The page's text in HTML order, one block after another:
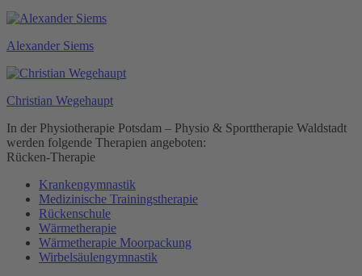
Alexander Siems
Christian Wegehaupt
In der Physiotherapie Potsdam – Physio & Sporttherapie Waldstadt
werden folgende Therapien angeboten:
Rücken-Therapie
Krankengymnastik
Medizinische Trainingstherapie
Rückenschule
Wärmetherapie
Wärmetherapie Moorpackung
Wirbelsäulengymnastik